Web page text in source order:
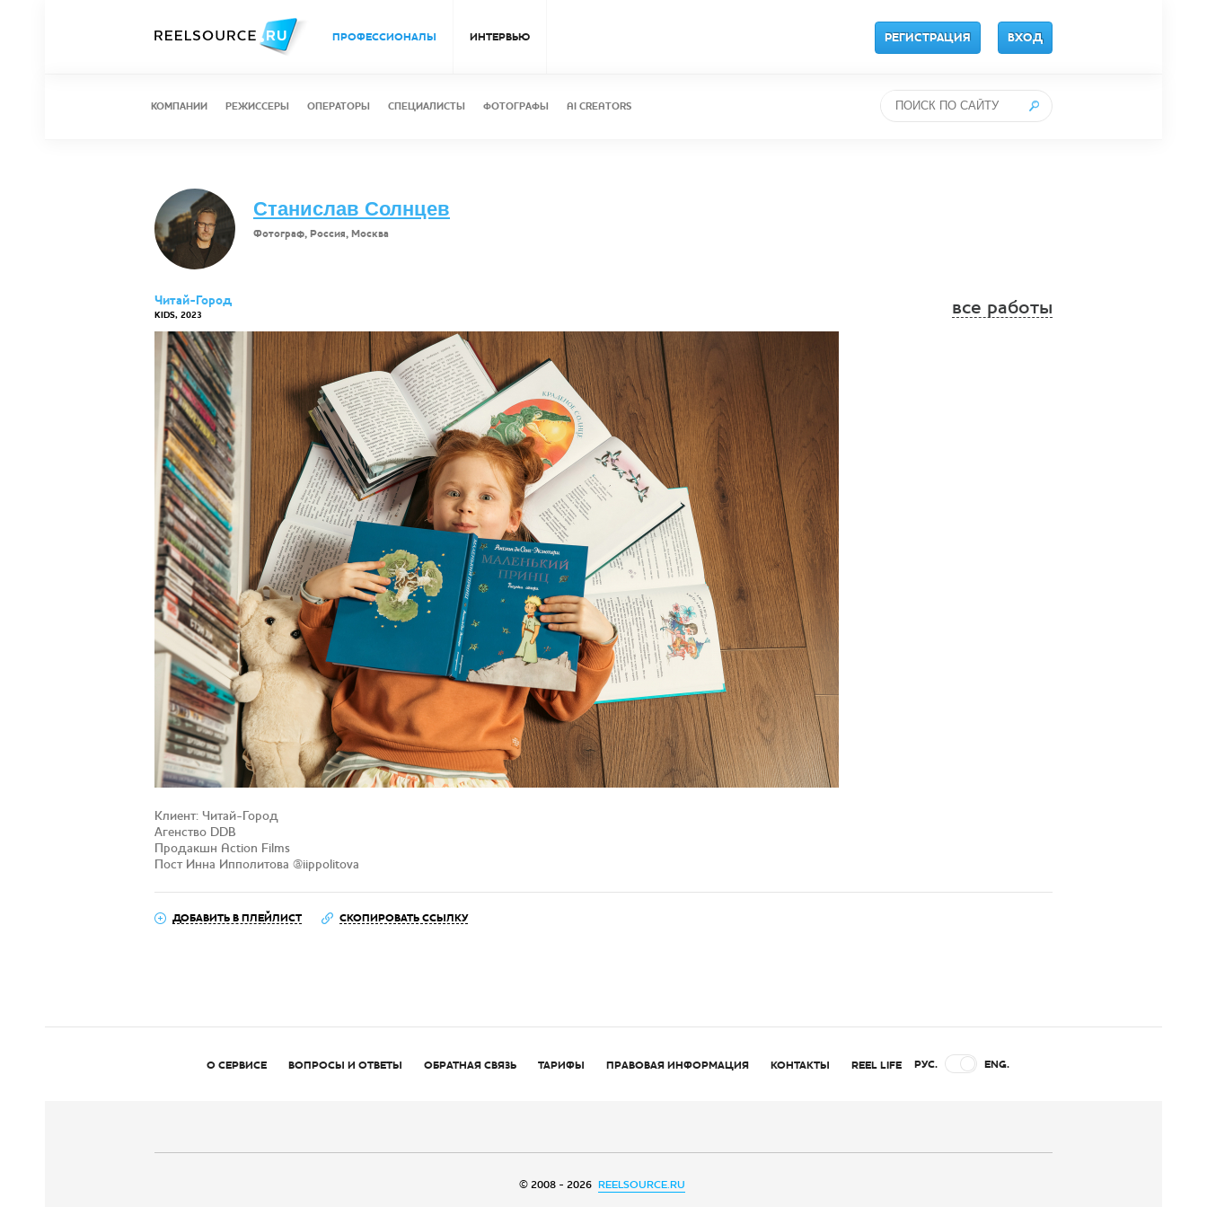
ПРОФЕССИОНАЛЫ ИНТЕРВЬЮ РЕГИСТРАЦИЯ ВХОД
КОМПАНИИ РЕЖИССЕРЫ ОПЕРАТОРЫ СПЕЦИАЛИСТЫ ФОТОГРАФЫ AI CREATORS
Станислав Солнцев
Фотограф, Россия, Москва
Читай-Город все работы
KIDS, 2023
Клиент: Читай-Город
Агенство DDB
Продакшн Action Films
Пост Инна Ипполитова @iippolitova
ДОБАВИТЬ В ПЛЕЙЛИСТ СКОПИРОВАТЬ ССЫЛКУ
О СЕРВИСЕ ВОПРОСЫ И ОТВЕТЫ ОБРАТНАЯ СВЯЗЬ ТАРИФЫ ПРАВОВАЯ ИНФОРМАЦИЯ КОНТАКТЫ REEL LIFE РУС. ENG.
© 2008 - 2026 REELSOURCE.RU